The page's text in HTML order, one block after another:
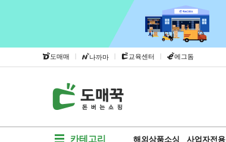
도매매 | 나까마 | 교육센터 | 에그돔
카테고리 해외상품소싱 사업자전용